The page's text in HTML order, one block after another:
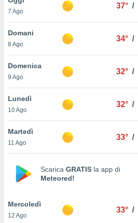
è
al sito
di
ci
di
il
un
la
nella
7 Ago
37° /
Domani
8 Ago
34° /
Domenica
9 Ago
32° /
Lunedì
10 Ago
32° /
Martedì
11 Ago
33° /
Scarica GRATIS la app di
Meteored!
Mercoledì
12 Ago
33° /